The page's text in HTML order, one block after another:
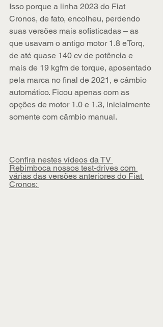
Isso porque a linha 2023 do Fiat
Cronos, de fato, encolheu, perdendo
suas versões mais sofisticadas – as
que usavam o antigo motor 1.8 eTorq,
de até quase 140 cv de potência e
mais de 19 kgfm de torque, aposentado
pela marca no final de 2021, e câmbio
automático. Ficou apenas com as
opções de motor 1.0 e 1.3, inicialmente
somente com câmbio manual.
Confira nestes vídeos da TV
Rebimboca nossos test-drives com
várias das versões anteriores do Fiat
Cronos: